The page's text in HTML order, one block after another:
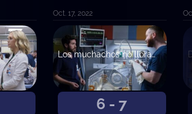
Oct. 17, 2022
6 - 7
Los muchachos no lloran. De la A a la F.